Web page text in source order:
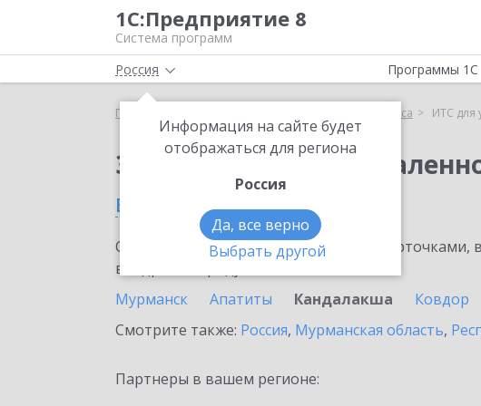
1С:Предприятие 8
Система программ
Россия
Информация на сайте будет
отображаться для региона
Россия
Да, все верно
Выбрать другой
Программы 1С
Главная ИТС для удаленного офиса ИТС для
Заказать ИТС для
в Кандалакше
Ознакомьтесь с информационными карточками,
внедрение продукта.
Мурманск
Апатиты Кандалакша
Ковдор
Смотрите также: Россия, Мурманская область,
Партнеры в вашем регионе: